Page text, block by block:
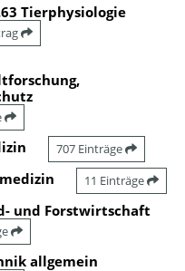
Tierphysiologie
707 Einträge
11 Einträge
und Forstwirtschaft
allgemein